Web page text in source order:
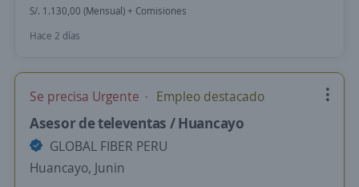
S/. 1.130,00 (Mensual) + Comisiones
Hace 2 días
Se precisa Urgente Empleo destacado
Asesor de televentas / Huancayo
GLOBAL FIBER PERU
Huancayo, Junin